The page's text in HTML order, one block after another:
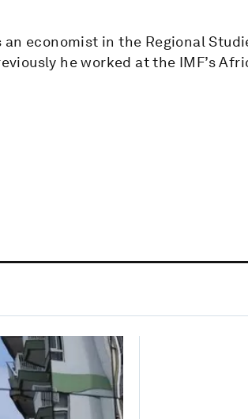
economist in the Regional
he worked at the IMF’s